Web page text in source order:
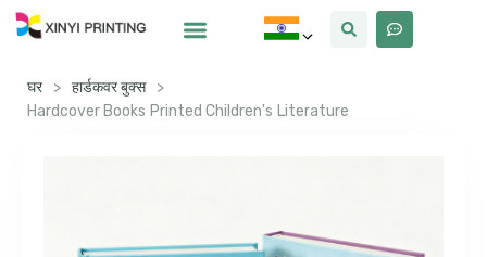
घर > हार्डकवर बुक्स
>
Hardcover Books Printed Children's Literature